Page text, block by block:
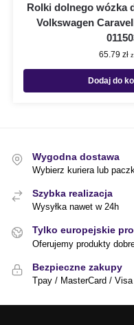
Rolki dolnego wózka
Volkswagen
65.79 zł
Dodaj do
Wygodna dostawa
Wybierz kuriera lub
Szybka realizacja
Wysyłka nawet w 24h
Tylko europejskie
Oferujemy produkty
Bezpieczne zakupy
Tpay / MasterCard /